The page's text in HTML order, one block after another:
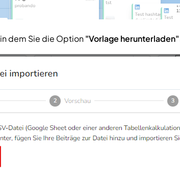
dem Sie die Option"Vorlage herunterladen"